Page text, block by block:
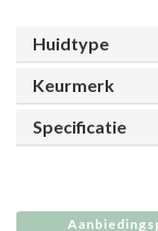
Huidtype
Keurmerk
Specificatie